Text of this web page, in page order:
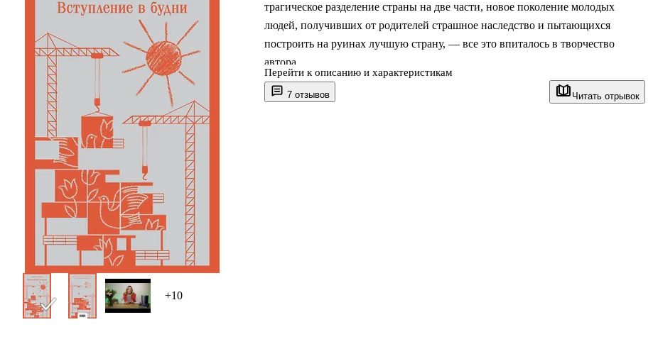
+10
7 отзывов Читать отрывок
трагическое разделение страны на две части, новое поколение молодых
людей, получивших от родителей страшное наследство и пытающихся
построить на руинах лучшую страну, — все это впиталось в творчество
автора.
«Вступление в будни» отчасти напоминает советский фильм «Девчата». 17-
Перейти к описанию и характеристикам